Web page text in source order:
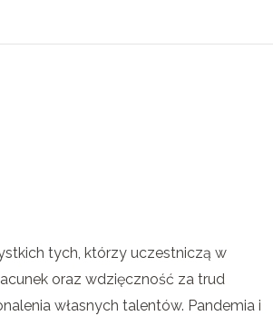
tych, którzy uczestniczą w
oraz wdzięczność za trud
własnych talentów. Pandemia i